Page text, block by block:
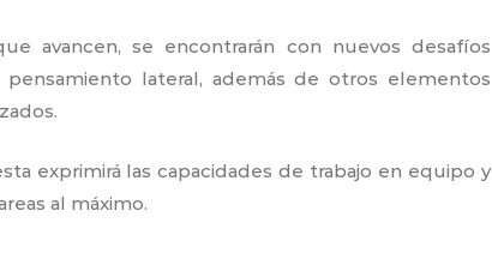
avancen, se encontrarán con nuevos desafíos
lateral, además de otros elementos
exprimirá las capacidades de trabajo en equipo y
al máximo.